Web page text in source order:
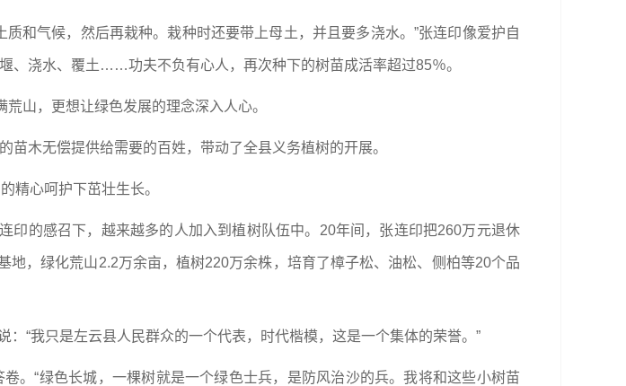
和气候，然后再栽种。栽种时还要带上母土，并且要多浇水。”张连印像爱护自
、浇水、覆土……功夫不负有心人，再次种下的树苗成活率超过85％。
山，更想让绿色发展的理念深入人心。
木无偿提供给需要的百姓，带动了全县义务植树的开展。
精心呵护下茁壮生长。
印的感召下，越来越多的人加入到植树队伍中。20年间，张连印把260万元退休
，绿化荒山2.2万余亩，植树220万余株，培育了樟子松、油松、侧柏等20个品
“我只是左云县人民群众的一个代表，时代楷模，这是一个集体的荣誉。”
。“绿色长城，一棵树就是一个绿色士兵，是防风治沙的兵。我将和这些小树苗